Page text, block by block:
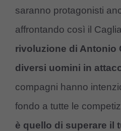
saranno protagonisti
affrontando così il
rivoluzione di Antonio
diversi uomini in
compagni hanno
fondo a tutte le
è quello di superare il